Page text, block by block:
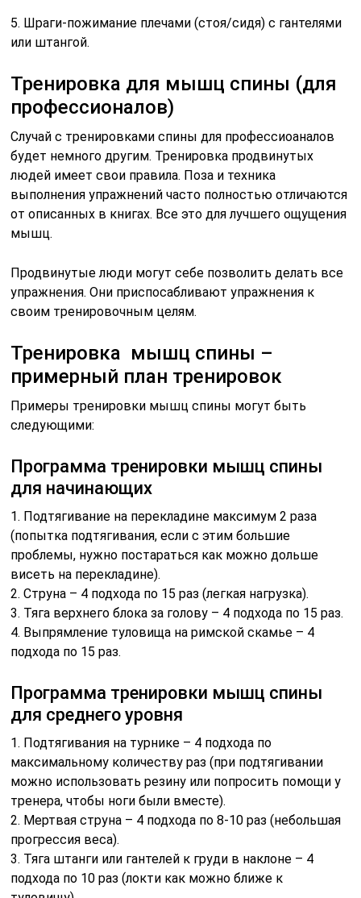
5. Шраги-пожимание плечами (стоя/сидя) с гантелями
или штангой.
Тренировка для мышц спины (для
профессионалов)
Случай с тренировками спины для профессиоаналов
будет немного другим. Тренировка продвинутых
людей имеет свои правила. Поза и техника
выполнения упражнений часто полностью отличаются
от описанных в книгах. Все это для лучшего ощущения
мышц.
Продвинутые люди могут себе позволить делать все
упражнения. Они приспосабливают упражнения к
своим тренировочным целям.
Тренировка мышц спины –
примерный план тренировок
Примеры тренировки мышц спины могут быть
следующими:
Программа тренировки мышц спины
для начинающих
1. Подтягивание на перекладине максимум 2 раза
(попытка подтягивания, если с этим большие
проблемы, нужно постараться как можно дольше
висеть на перекладине).
2. Струна – 4 подхода по 15 раз (легкая нагрузка).
3. Тяга верхнего блока за голову – 4 подхода по 15 раз.
4. Выпрямление туловища на римской скамье – 4
подхода по 15 раз.
Программа тренировки мышц спины
для среднего уровня
1. Подтягивания на турнике – 4 подхода по
максимальному количеству раз (при подтягивании
можно использовать резину или попросить помощи у
тренера, чтобы ноги были вместе).
2. Мертвая струна – 4 подхода по 8-10 раз (небольшая
прогрессия веса).
3. Тяга штанги или гантелей к груди в наклоне – 4
подхода по 10 раз (локти как можно ближе к